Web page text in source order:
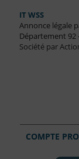
IT WSS
Annonce légale
Département 92
Société par
COMPTE